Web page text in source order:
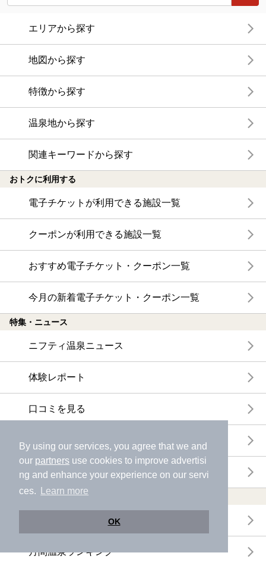
By using our services, you agree that we and
our partners use cookies to improve advertisi
ng and enhance your experience on our servi
ces.
Learn more
OK
エリアから探す
地図から探す
特徴から探す
温泉地から探す
関連キーワードから探す
おトクに利用する
電子チケットが利用できる施設一覧
クーポンが利用できる施設一覧
おすすめ電子チケット・クーポン一覧
今月の新着電子チケット・クーポン一覧
特集・ニュース
ニフティ温泉ニュース
体験レポート
口コミを見る
特集
ニフティ温泉からのお知らせ
温浴施設ランキング
年間温泉ランキング
月間温泉ランキング